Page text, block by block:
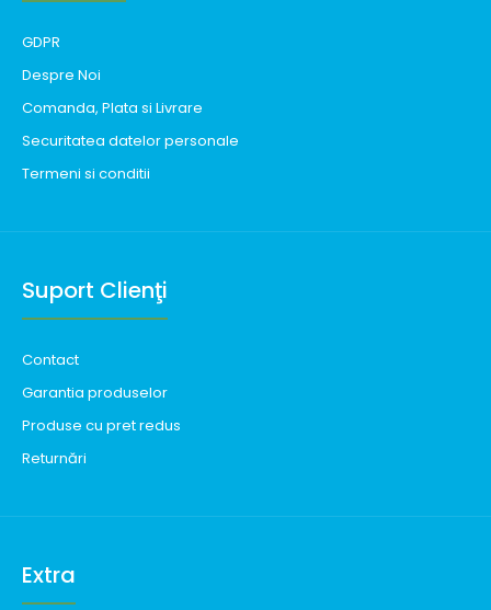
GDPR
Despre Noi
Comanda, Plata si Livrare
Securitatea datelor personale
Termeni si conditii
Suport Clienţi
Contact
Garantia produselor
Produse cu pret redus
Returnări
Extra